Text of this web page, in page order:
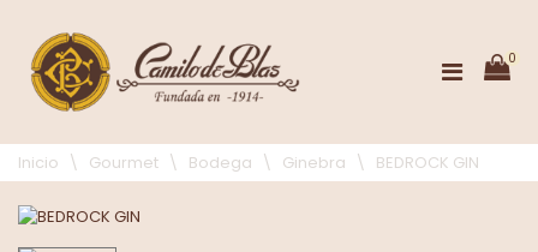
0
Inicio \ Gourmet \ Bodega \ Ginebra \ BEDROCK GIN